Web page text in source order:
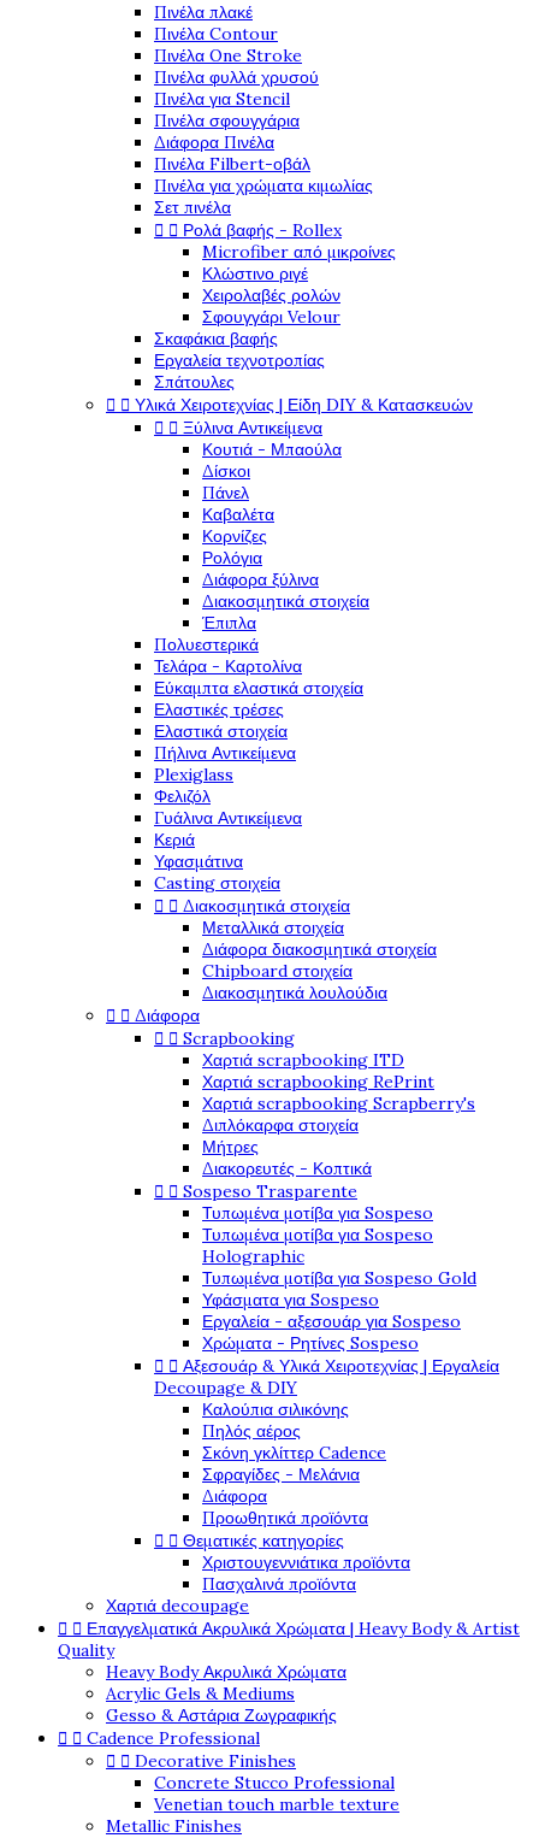
Πινέλα πλακέ
Πινέλα Contour
Πινέλα One Stroke
Πινέλα φυλλά χρυσού
Πινέλα για Stencil
Πινέλα σφουγγάρια
Διάφορα Πινέλα
Πινέλα Filbert-οβάλ
Πινέλα για χρώματα κιμωλίας
Σετ πινέλα
  Ρολά βαφής - Rollex
Microfiber από μικροίνες
Κλώστινο ριγέ
Χειρολαβές ρολών
Σφουγγάρι Velour
Σκαφάκια βαφής
Εργαλεία τεχνοτροπίας
Σπάτουλες
  Υλικά Χειροτεχνίας | Είδη DIY & Κατασκευών
  Ξύλινα Αντικείμενα
Κουτιά - Μπαούλα
Δίσκοι
Πάνελ
Καβαλέτα
Κορνίζες
Ρολόγια
Διάφορα ξύλινα
Διακοσμητικά στοιχεία
Έπιπλα
Πολυεστερικά
Τελάρα - Καρτολίνα
Εύκαμπτα ελαστικά στοιχεία
Ελαστικές τρέσες
Ελαστικά στοιχεία
Πήλινα Αντικείμενα
Plexiglass
Φελιζόλ
Γυάλινα Αντικείμενα
Κεριά
Υφασμάτινα
Casting στοιχεία
  Διακοσμητικά στοιχεία
Μεταλλικά στοιχεία
Διάφορα διακοσμητικά στοιχεία
Chipboard στοιχεία
Διακοσμητικά λουλούδια
  Διάφορα
  Scrapbooking
Χαρτιά scrapbooking ITD
Χαρτιά scrapbooking RePrint
Χαρτιά scrapbooking Scrapberry's
Διπλόκαρφα στοιχεία
Μήτρες
Διακορευτές - Κοπτικά
  Sospeso Trasparente
Τυπωμένα μοτίβα για Sospeso
Τυπωμένα μοτίβα για Sospeso
Holographic
Τυπωμένα μοτίβα για Sospeso Gold
Υφάσματα για Sospeso
Εργαλεία - αξεσουάρ για Sospeso
Χρώματα - Ρητίνες Sospeso
  Αξεσουάρ & Υλικά Χειροτεχνίας | Εργαλεία
Decoupage & DIY
Καλούπια σιλικόνης
Πηλός αέρος
Σκόνη γκλίττερ Cadence
Σφραγίδες - Μελάνια
Διάφορα
Προωθητικά προϊόντα
  Θεματικές κατηγορίες
Χριστουγεννιάτικα προϊόντα
Πασχαλινά προϊόντα
Χαρτιά decoupage
  Επαγγελματικά Ακρυλικά Χρώματα | Heavy Body & Artist
Quality
Heavy Body Ακρυλικά Χρώματα
Acrylic Gels & Mediums
Gesso & Αστάρια Ζωγραφικής
  Cadence Professional
  Decorative Finishes
Concrete Stucco Professional
Venetian touch marble texture
Metallic Finishes